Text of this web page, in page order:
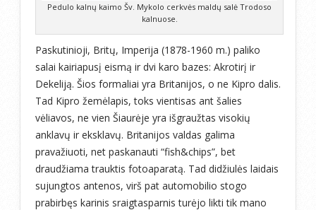
Pedulo kalnų kaimo Šv. Mykolo cerkvės maldų salė Trodoso
kalnuose.
Paskutinioji, Britų, Imperija (1878-1960 m.) paliko
salai kairiapusį eismą ir dvi karo bazes: Akrotirį ir
Dekeliją. Šios formaliai yra Britanijos, o ne Kipro dalis.
Tad Kipro žemėlapis, toks vientisas ant šalies
vėliavos, ne vien Šiaurėje yra išgraužtas visokių
anklavų ir eksklavų. Britanijos valdas galima
pravažiuoti, net paskanauti “fish&chips”, bet
draudžiama trauktis fotoaparatą. Tad didžiulės laidais
sujungtos antenos, virš pat automobilio stogo
prabirbęs karinis sraigtasparnis turėjo likti tik mano